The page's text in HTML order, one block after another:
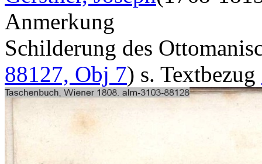
Anmerkung
Schilderung des
88127, Obj 7) s. Textbezug